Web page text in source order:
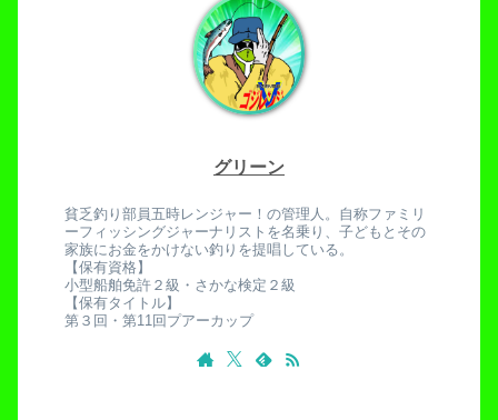
グリーン
貧乏釣り部員五時レンジャー！の管理人。自称ファミリ
ーフィッシングジャーナリストを名乗り、子どもとその
家族にお金をかけない釣りを提唱している。
【保有資格】
小型船舶免許２級・さかな検定２級
【保有タイトル】
第３回・第11回プアーカップ